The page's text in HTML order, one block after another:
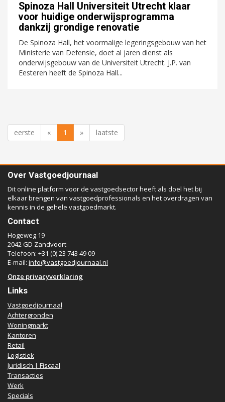
Spinoza Hall Universiteit Utrecht klaar
voor huidige onderwijsprogramma
dankzij grondige renovatie
De Spinoza Hall, het voormalige legeringsgebouw van het
Ministerie van Defensie, doet al jaren dienst als
onderwijsgebouw van de Universiteit Utrecht. J.P. van
Eesteren heeft de Spinoza Hall...
eerste « 1 » laatste
Over Vastgoedjournaal
Dit online platform voor de vastgoedsector heeft als doel het bij
elkaar brengen van vastgoedprofessionals en het overdragen van
kennis in de gehele vastgoedmarkt.
Contact
Hogeweg 19
2042 GD Zandvoort
Telefoon: +31 (0) 23 743 49 09
E-mail: info@vastgoedjournaal.nl
Onze privacyverklaring
Links
Vastgoedjournaal
Achtergronden
Woningmarkt
Kantoren
Retail
Logistiek
Juridisch | Fiscaal
Transacties
Werk
Specials